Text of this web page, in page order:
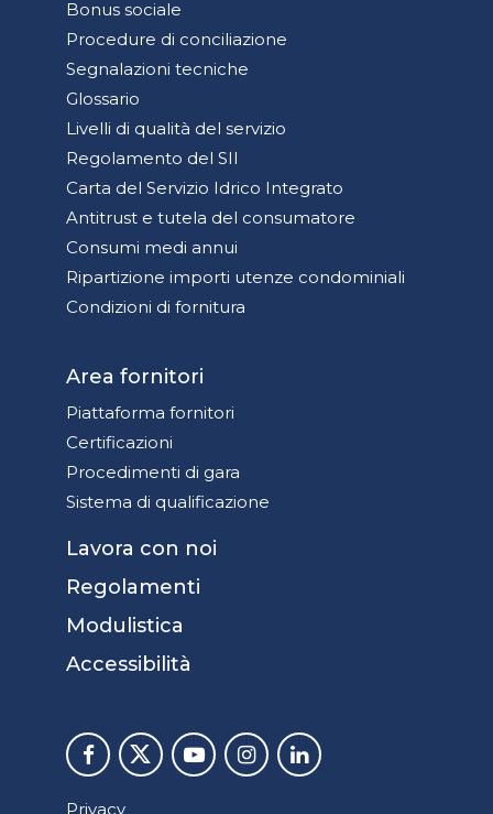
Bonus sociale
Procedure di conciliazione
Segnalazioni tecniche
Glossario
Livelli di qualità del servizio
Regolamento del SII
Carta del Servizio Idrico Integrato
Antitrust e tutela del consumatore
Consumi medi annui
Ripartizione importi utenze condominiali
Condizioni di fornitura
Area fornitori
Piattaforma fornitori
Certificazioni
Procedimenti di gara
Sistema di qualificazione
Lavora con noi
Regolamenti
Modulistica
Accessibilità
Privacy